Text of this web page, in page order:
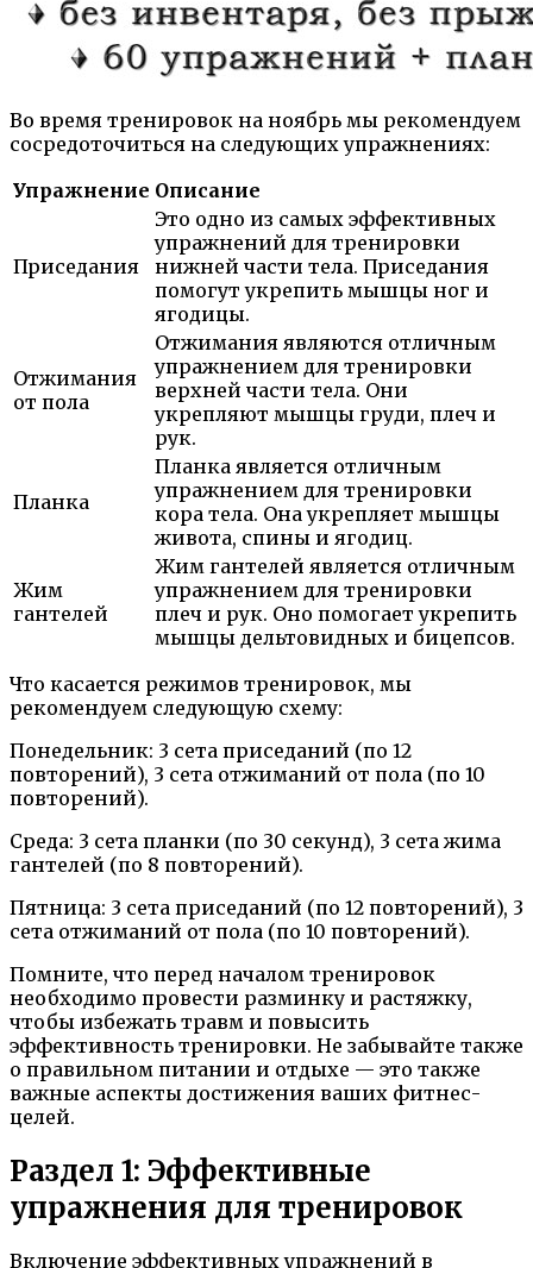
Во время тренировок на ноябрь мы рекомендуем
сосредоточиться на следующих упражнениях:
Упражнение Описание
Приседания
Это одно из самых эффективных
упражнений для тренировки
нижней части тела. Приседания
помогут укрепить мышцы ног и
ягодицы.
Отжимания
от пола
Отжимания являются отличным
упражнением для тренировки
верхней части тела. Они
укрепляют мышцы груди, плеч и
рук.
Планка
Планка является отличным
упражнением для тренировки
кора тела. Она укрепляет мышцы
живота, спины и ягодиц.
Жим
гантелей
Жим гантелей является отличным
упражнением для тренировки
плеч и рук. Оно помогает укрепить
мышцы дельтовидных и бицепсов.
Что касается режимов тренировок, мы
рекомендуем следующую схему:
Понедельник: 3 сета приседаний (по 12
повторений), 3 сета отжиманий от пола (по 10
повторений).
Среда: 3 сета планки (по 30 секунд), 3 сета жима
гантелей (по 8 повторений).
Пятница: 3 сета приседаний (по 12 повторений), 3
сета отжиманий от пола (по 10 повторений).
Помните, что перед началом тренировок
необходимо провести разминку и растяжку,
чтобы избежать травм и повысить
эффективность тренировки. Не забывайте также
о правильном питании и отдыхе — это также
важные аспекты достижения ваших фитнес-
целей.
Раздел 1: Эффективные
упражнения для тренировок
Включение эффективных упражнений в